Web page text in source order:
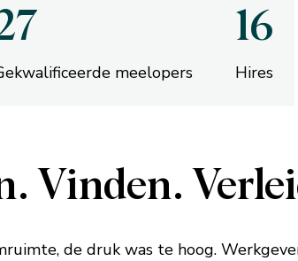
meelopers
16
Hires
Vinden.
de druk was te hoog.